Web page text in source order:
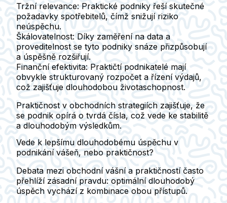
Tržní relevance: Praktické podniky řeší skutečné
požadavky spotřebitelů, čímž snižují riziko
neúspěchu.
Škálovatelnost: Díky zaměření na data a
proveditelnost se tyto podniky snáze přizpůsobují
a úspěšně rozšiřují.
Finanční efektivita: Praktičtí podnikatelé mají
obvykle strukturovaný rozpočet a řízení výdajů,
což zajišťuje dlouhodobou životaschopnost.
Praktičnost v obchodních strategiích zajišťuje, že
se podnik opírá o tvrdá čísla, což vede ke stabilitě
a dlouhodobým výsledkům.
Vede k lepšímu dlouhodobému úspěchu v
podnikání vášeň, nebo praktičnost?
Debata mezi obchodní vášní a praktičností často
přehlíží zásadní pravdu: optimální dlouhodobý
úspěch vychází z kombinace obou přístupů.